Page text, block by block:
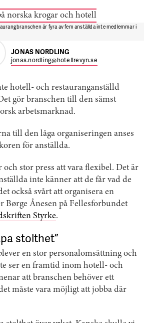
är fyra av fem anställda inte medlemmar i
JONAS NORDLING
jonas.nordling@hotellrevyn.se
hotell- och restauranganställd
gör branschen till den sämst
arbetsmarknad.
till den låga organiseringen anses
för anställda.
och stor press att vara flexibel. Det är
inte känner att de får vad de
också svårt att organisera en
Børge Ånesen på Fellesforbundet
Styrke.
stolthet”
en stor personalomsättning och
ser en framtid inom hotell- och
att branschen behöver ett
måste vara möjligt att jobba där